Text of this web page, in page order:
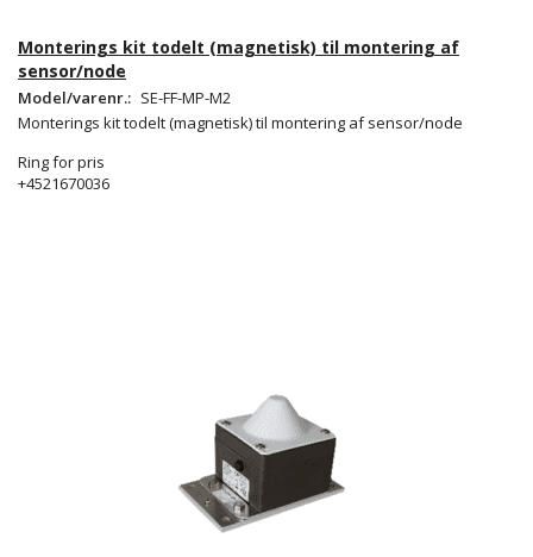
Monterings kit todelt (magnetisk) til montering af
sensor/node
Model/varenr.: SE-FF-MP-M2
Monterings kit todelt (magnetisk) til montering af sensor/node
Ring for pris
+4521670036